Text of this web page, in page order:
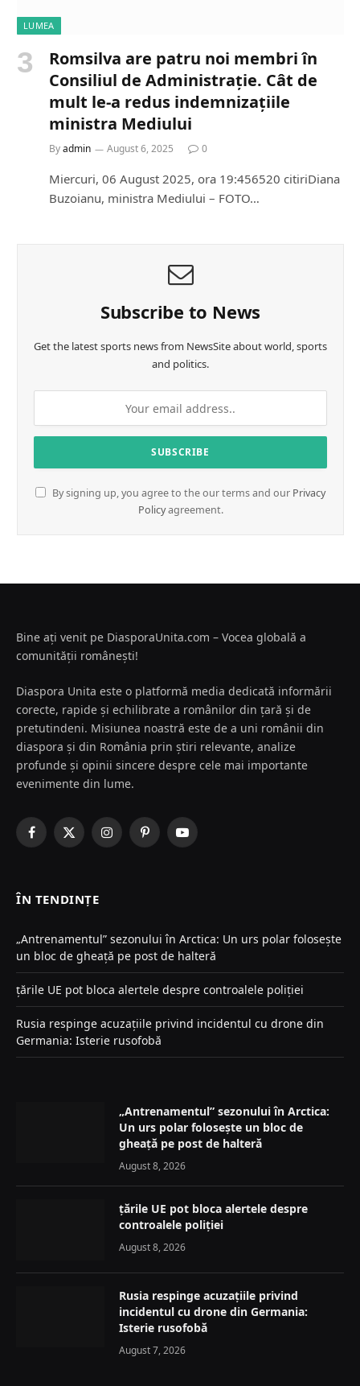
LUMEA
Romsilva are patru noi membri în
Consiliul de Administrație. Cât de
mult le-a redus indemnizațiile
ministra Mediului
Byadmin August 6, 2025 0
Miercuri, 06 August 2025, ora 19:456520 citiriDiana
Buzoianu, ministra Mediului – FOTO…
Subscribe to News
Get the latest sports news from NewsSite about world, sports
and politics.
By signing up, you agree to the our terms and our Privacy
Policyagreement.
Bine ați venit pe DiasporaUnita.com – Vocea globală a
comunității românești!
Diaspora Unita este o platformă media dedicată informării
corecte, rapide și echilibrate a românilor din țară și de
pretutindeni. Misiunea noastră este de a uni românii din
diaspora și din România prin știri relevante, analize
profunde și opinii sincere despre cele mai importante
evenimente din lume.
Facebook
X
InstagramPinterestYouTube
ÎN TENDINȚE
„Antrenamentul” sezonului în Arctica: Un urs polar folosește
un bloc de gheață pe post de halteră
țările UE pot bloca alertele despre controalele poliției
Rusia respinge acuzațiile privind incidentul cu drone din
Germania: Isterie rusofobă
„Antrenamentul” sezonului în Arctica:
Un urs polar folosește un bloc de
gheață pe post de halteră
August 8, 2026
țările UE pot bloca alertele despre
controalele poliției
August 8, 2026
Rusia respinge acuzațiile privind
incidentul cu drone din Germania:
Isterie rusofobă
August 7, 2026